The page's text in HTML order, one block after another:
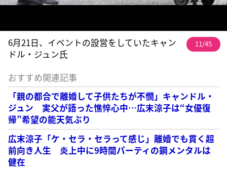
6月21日、イベントの設営をしていたキャン
ドル・ジュン氏
11/45
おすすめ関連記事
「親の都合で離婚して子供たちが不憫」キャンドル・
ジュン 実父が語った憔悴心中…広末涼子は“女優復
帰”希望の能天気ぶり
広末涼子「ケ・セラ・セラって感じ」離婚でも貫く超
前向き人生 炎上中に9時間パーティの鋼メンタルは
健在